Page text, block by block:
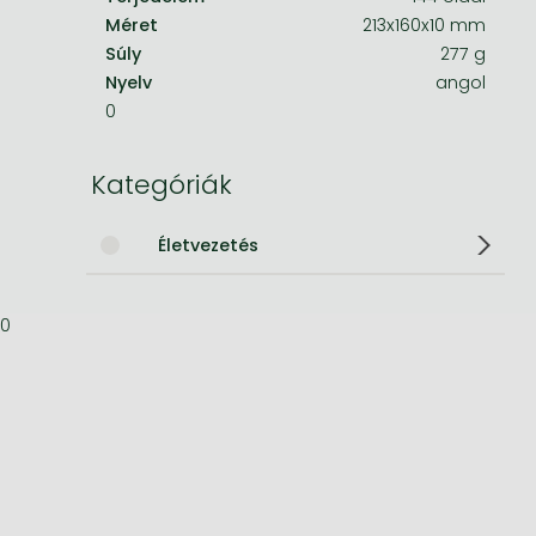
Bleach manga
One-Punch Man manga
Méret
213x160x10 mm
Súly
277 g
Nyelv
angol
0
Kategóriák
Életvezetés
0